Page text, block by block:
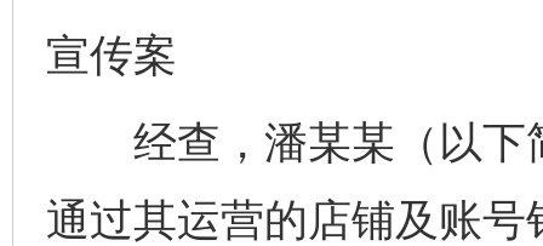
宣传案
经查，潘某某（以下
通过其运营的店铺及账